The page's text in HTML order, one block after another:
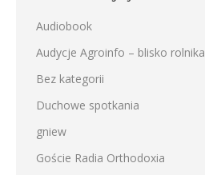
Audiobook
Audycje Agroinfo – blisko rolnika
Bez kategorii
Duchowe spotkania
gniew
Goście Radia Orthodoxia